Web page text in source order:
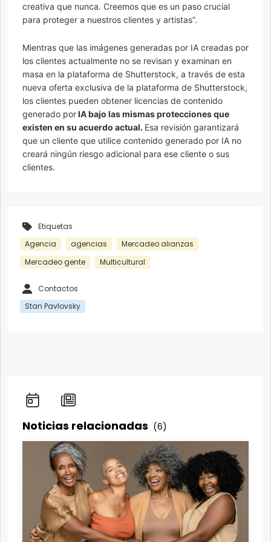
creativa que nunca. Creemos que es un paso crucial
para proteger a nuestros clientes y artistas”.
Mientras que las imágenes generadas por IA creadas por
los clientes actualmente no se revisan y examinan en
masa en la plataforma de Shutterstock, a través de esta
nueva oferta exclusiva de la plataforma de Shutterstock,
los clientes pueden obtener licencias de contenido
generado por IA bajo las mismas protecciones que
existen en su acuerdo actual. Esa revisión garantizará
que un cliente que utilice contenido generado por IA no
creará ningún riesgo adicional para ese cliente o sus
clientes.
Etiquetas
Agencia
agencias
Mercadeo alianzas
Mercadeo gente
Multicultural
Contactos
Stan Pavlovsky
Noticias relacionadas (6)